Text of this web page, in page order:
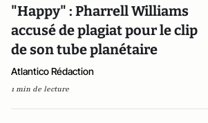
"Happy" : Pharrell Williams
accusé de plagiat pour le clip
de son tube planétaire
Atlantico Rédaction
1 min de lecture